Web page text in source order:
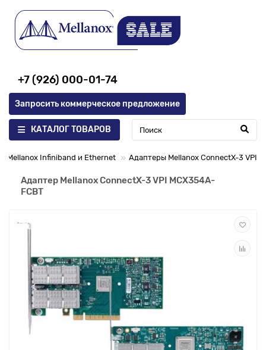
+7 (926) 000-01-74
Запросить коммерческое предложение
КАТАЛОГ ТОВАРОВ
Mellanox Infiniband и Ethernet Адаптеры Mellanox ConnectX-3 VPI
Адаптер Mellanox ConnectX-3 VPI MCX354A-
FCBT